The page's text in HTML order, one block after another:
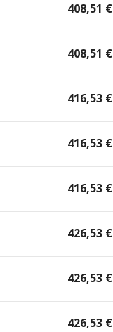
408,51 €
408,51 €
416,53 €
416,53 €
416,53 €
426,53 €
426,53 €
426,53 €